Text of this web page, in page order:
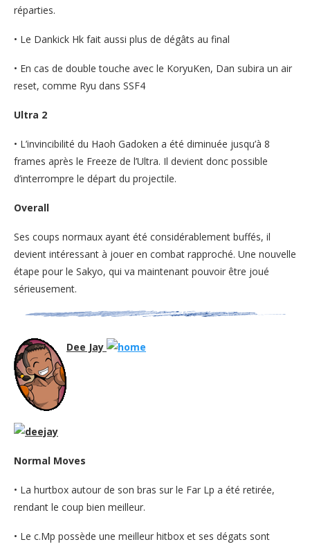
réparties.
• Le Dankick Hk fait aussi plus de dégâts au final
• En cas de double touche avec le KoryuKen, Dan subira un air
reset, comme Ryu dans SSF4
Ultra 2
• L’invincibilité du Haoh Gadoken a été diminuée jusqu’à 8
frames après le Freeze de l’Ultra. Il devient donc possible
d’interrompre le départ du projectile.
Overall
Ses coups normaux ayant été considérablement buffés, il
devient intéressant à jouer en combat rapproché. Une nouvelle
étape pour le Sakyo, qui va maintenant pouvoir être joué
sérieusement.
Dee Jay
Normal Moves
• La hurtbox autour de son bras sur le Far Lp a été retirée,
rendant le coup bien meilleur.
• Le c.Mp possède une meilleur hitbox et ses dégats sont